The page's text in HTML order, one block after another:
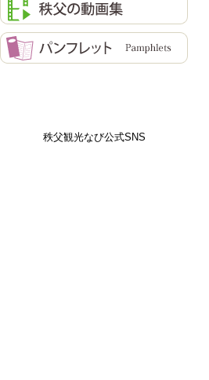
秩父観光なび公式SNS